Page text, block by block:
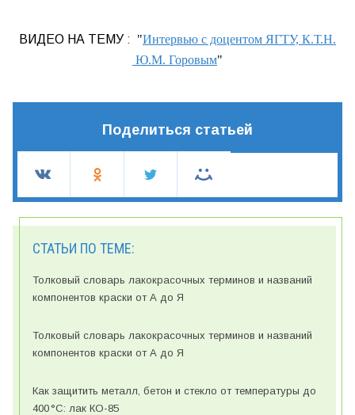
ВИДЕО НА ТЕМУ : "Интервью с доцентом ЯГТУ, К.Т.Н.
Ю.М. Горовым"
Поделиться статьей
СТАТЬИ ПО ТЕМЕ:
Толковый словарь лакокрасочных терминов и названий
компонентов краски от А до Я
Толковый словарь лакокрасочных терминов и названий
компонентов краски от А до Я
Как защитить металл, бетон и стекло от температуры до
400 °C: лак КО-85